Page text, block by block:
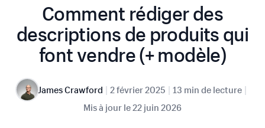
Comment rédiger des
descriptions de produits qui
font vendre (+ modèle)
James Crawford | 2 février 2025 | 13 min de lecture |
Mis à jour le22 juin 2026